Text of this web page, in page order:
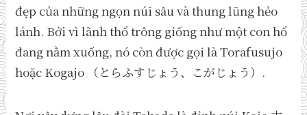
đẹp của những ngọn núi sâu và thung lũng hẻo
lánh. Bởi vì lãnh thổ trông giống như một con hổ
đang nằm xuống, nó còn được gọi là Torafusujo
hoặc Kogajo （とらふすじょう、こがじょう）.